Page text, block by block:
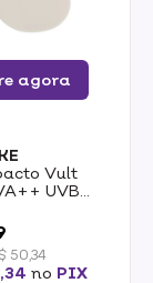
agora
Vult
UVB
5 6g
50,34
no PIX